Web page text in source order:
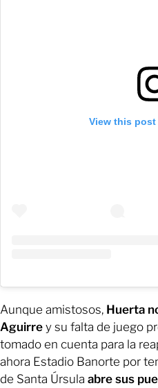
View this
Aunque amistosos, Huerta
Aguirre y su falta de juego
tomado en cuenta para la
ahora Estadio Banorte por
de Santa Úrsula abre sus